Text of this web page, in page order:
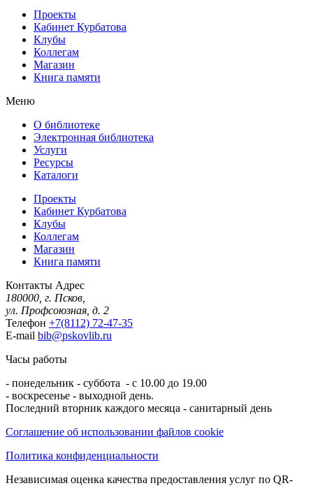
Проекты
Кабинет Курбатова
Клубы
Коллегам
Магазин
Книга памяти
Меню
О библиотеке
Электронная библиотека
Услуги
Ресурсы
Каталоги
Проекты
Кабинет Курбатова
Клубы
Коллегам
Магазин
Книга памяти
Контакты Адрес
180000, г. Псков,
ул. Профсоюзная, д. 2
Телефон +7(8112) 72-47-35
E-mail bib@pskovlib.ru
Часы работы
- понедельник - суббота - с 10.00 до 19.00
- воскресенье - выходной день.
Последний вторник каждого месяца - санитарный день
Соглашение об использовании файлов cookie
Политика конфиденциальности
Независимая оценка качества предоставления услуг по QR-